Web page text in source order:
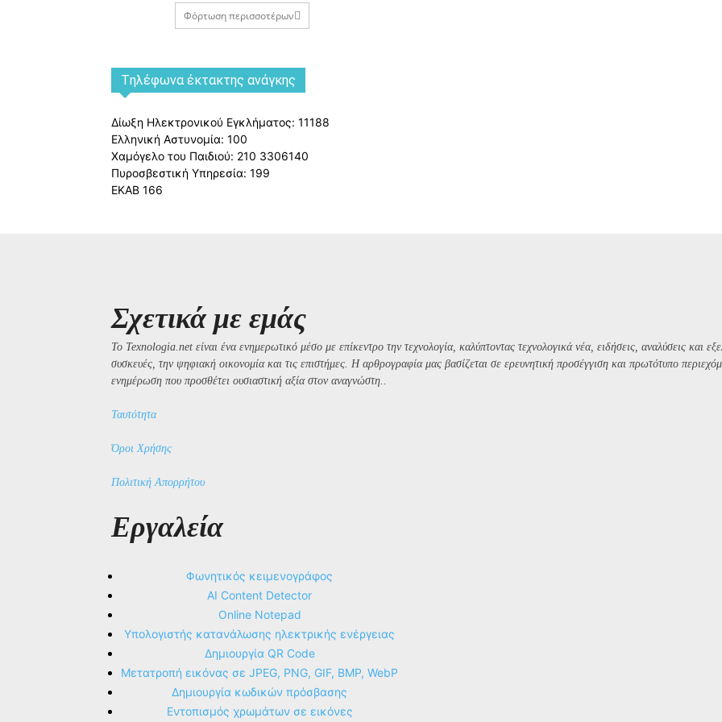
Φόρτωση περισσοτέρων
Tηλέφωνα έκτακτης ανάγκης
Δίωξη Ηλεκτρονικού Εγκλήματος: 11188
Ελληνική Αστυνομία: 100
Χαμόγελο του Παιδιού: 210 3306140
Πυροσβεστική Υπηρεσία: 199
ΕΚΑΒ 166
Σχετικά με εμάς
Το Texnologia.net είναι ένα ενημερωτικό μέσο με επίκεντρο την τεχνολογία, καλύπτοντας τεχνολογικά νέα, ειδήσεις, αναλύσεις και
συσκευές, την ψηφιακή οικονομία και τις επιστήμες. Η αρθρογραφία μας βασίζεται σε ερευνητική προσέγγιση και πρωτότυπο
ενημέρωση που προσθέτει ουσιαστική αξία στον αναγνώστη..
Ταυτότητα
Όροι Χρήσης
Πολιτική Απορρήτου
Εργαλεία
Φωνητικός κειμενογράφος
AI Content Detector
Online Notepad
Υπολογιστής κατανάλωσης ηλεκτρικής ενέργειας
Δημιουργία QR Code
Μετατροπή εικόνας σε JPEG, PNG, GIF, BMP, WebP
Δημιουργία κωδικών πρόσβασης
Εντοπισμός χρωμάτων σε εικόνες